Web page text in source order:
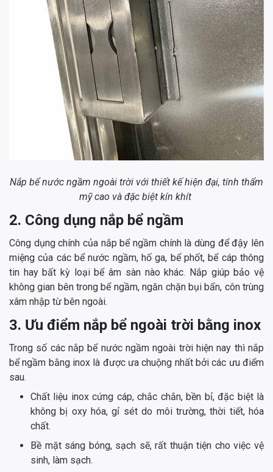
Nắp bể nước ngầm ngoài trời với thiết kế hiện đại, tính thẩm
mỹ cao và đặc biệt kín khít
2. Công dụng nắp bể ngầm
Công dụng chính của nắp bể ngầm chính là dùng để đậy lên
miệng của các bể nước ngầm, hố ga, bể phốt, bể cáp thông
tin hay bất kỳ loại bể âm sàn nào khác. Nắp giúp bảo vệ
không gian bên trong bể ngầm, ngăn chặn bụi bẩn, côn trùng
xâm nhập từ bên ngoài.
3. Ưu điểm nắp bể ngoài trời bằng inox
Trong số các nắp bể nước ngầm ngoài trời hiện nay thì nắp
bể ngầm bằng inox là được ưa chuộng nhất bởi các ưu điểm
sau.
Chất liệu inox cứng cáp, chắc chắn, bền bỉ, đặc biệt là
không bị oxy hóa, gỉ sét do môi trường, thời tiết, hóa
chất.
Bề mặt sáng bóng, sạch sẽ, rất thuận tiện cho việc vệ
sinh, làm sạch.